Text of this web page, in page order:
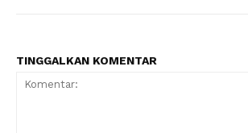
TINGGALKAN KOMENTAR